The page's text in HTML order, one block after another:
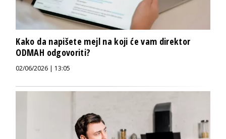
Kako da napišete mejl na koji će vam direktor
ODMAH odgovoriti?
02/06/2026 | 13:05